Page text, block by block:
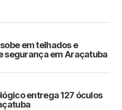
em telhados e
segurança em Araçatuba
entrega 127 óculos